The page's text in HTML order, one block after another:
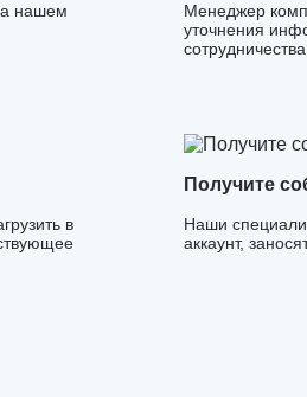
нашем
Менеджер
уточнения
в
Получите
Наши
аккаунт,